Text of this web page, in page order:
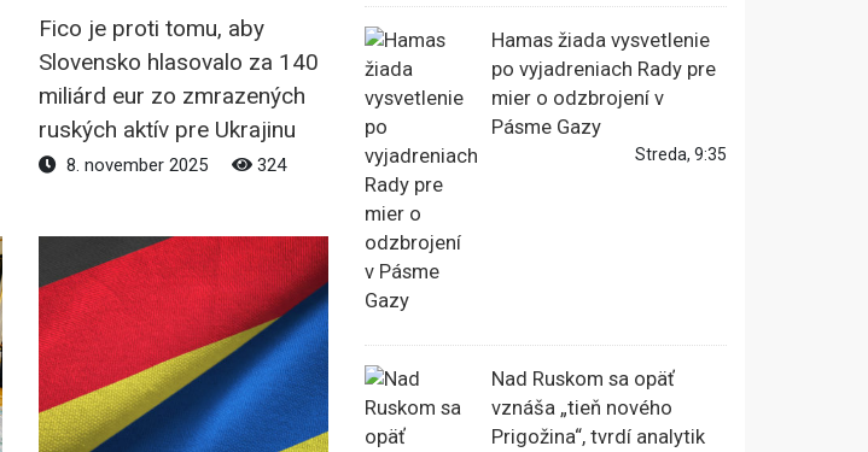
Fico je proti tomu, aby
Slovensko hlasovalo za 140
miliárd eur zo zmrazených
ruských aktív pre Ukrajinu
8. november 2025 324
Hamas žiada vysvetlenie
po vyjadreniach Rady pre
mier o odzbrojení v
Pásme Gazy
Streda, 9:35
Nad Ruskom sa opäť
vznáša „tieň nového
Prigožina“, tvrdí analytik